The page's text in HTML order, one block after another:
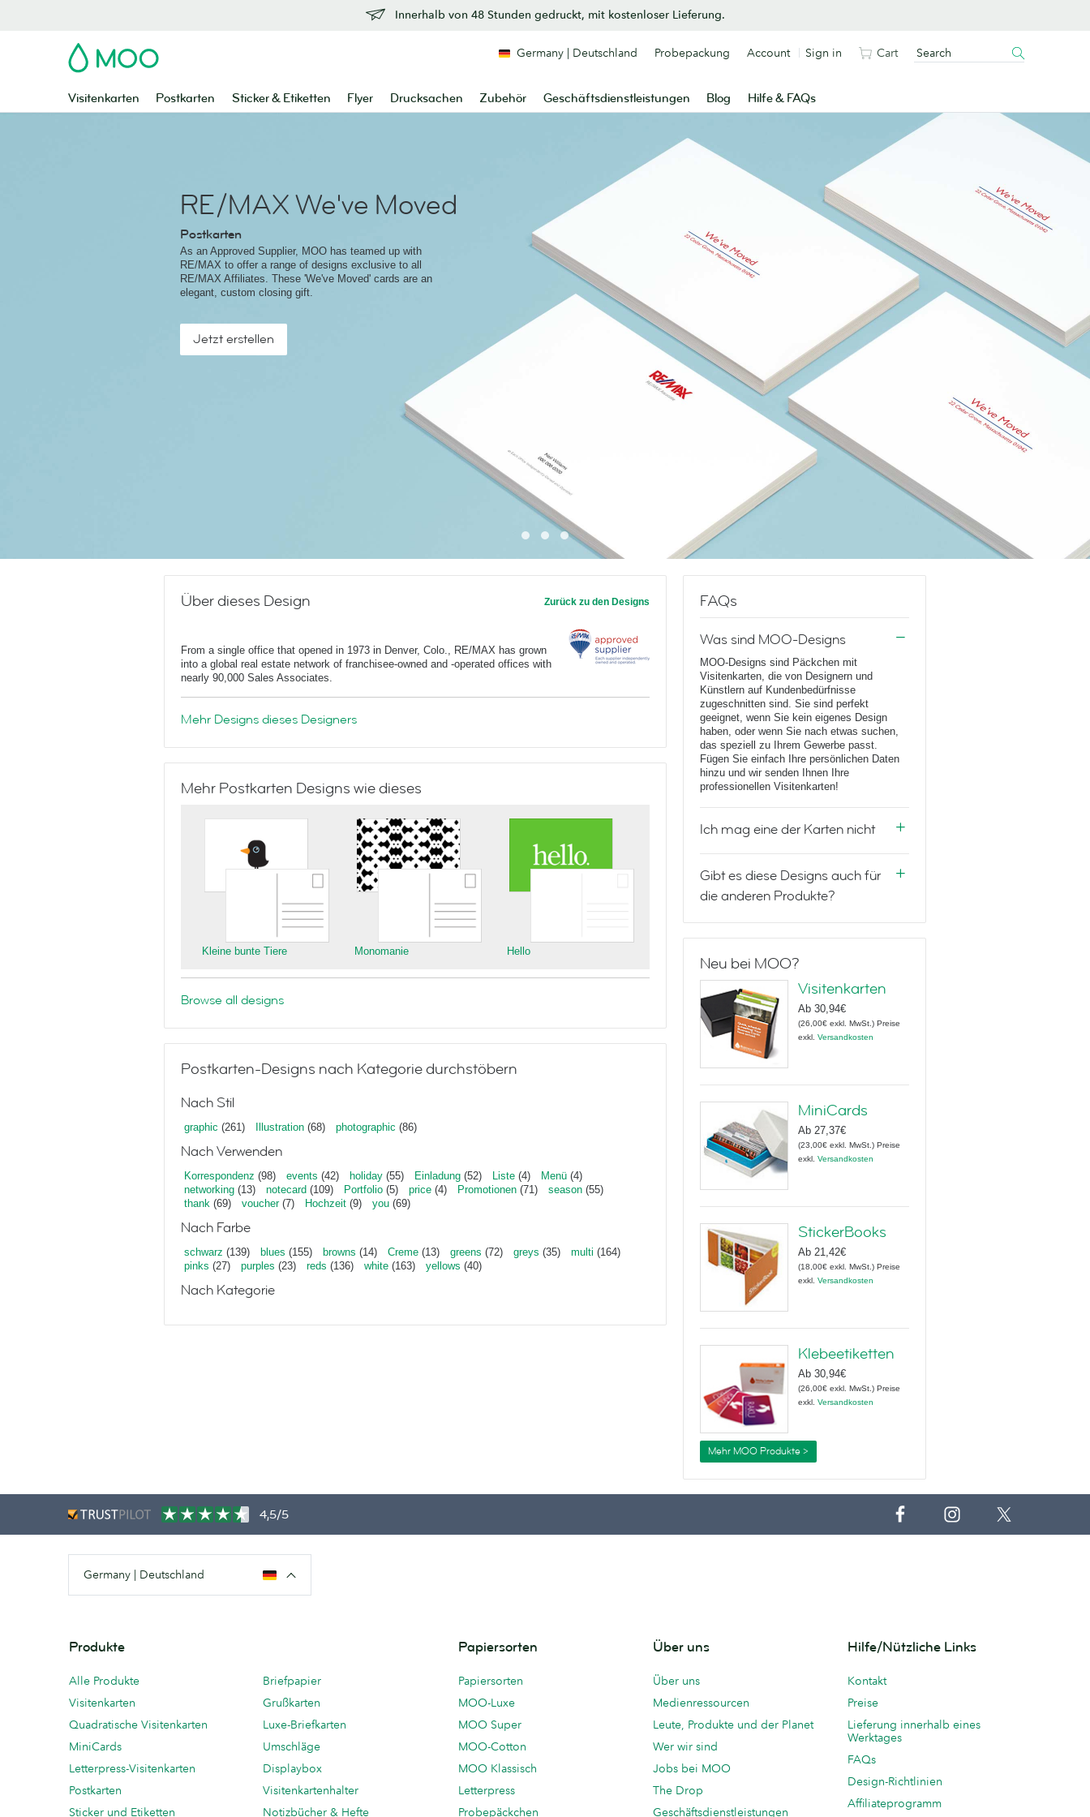
Innerhalb von 48 Stunden gedruckt, mit kostenloser Lieferung.
MOO
Visitenkarten Postkarten Sticker & Etiketten Flyer Drucksachen Zubehör Geschäftsdienstleistungen Blog Hilfe & FAQs
Germany | Deutschland Probepackung Account Sign in Cart
RE/MAX We've Moved
Postkarten
As an Approved Supplier, MOO has teamed up with
RE/MAX to offer a range of designs exclusive to all
RE/MAX Affiliates. These 'We've Moved' cards are an
elegant, custom closing gift.
Jetzt erstellen
Über dieses Design Zurück zu den Designs
From a single office that opened in 1973 in Denver, Colo., RE/MAX has grown
into a global real estate network of franchisee-owned and -operated offices with
nearly 90,000 Sales Associates.
Mehr Designs dieses Designers
Mehr Postkarten Designs wie dieses
Kleine bunte Tiere Monomanie Hello
Browse all designs
Postkarten-Designs nach Kategorie durchstöbern
Nach Stil
graphic (261) Illustration (68) photographic (86)
Nach Verwenden
Korrespondenz (98) events (42) holiday (55) Einladung (52) Liste (4) Menü (4)
networking (13) notecard (109) Portfolio (5) price (4) Promotionen (71) season (55)
thank (69) voucher(7) Hochzeit (9) you (69)
Nach Farbe
schwarz (139) blues (155) browns (14) Creme (13) greens (72) greys (35) multi (164)
pinks (27) purples (23) reds (136) white (163) yellows (40)
Nach Kategorie
FAQs
Was sind MOO-Designs
MOO-Designs sind Päckchen mit
Visitenkarten, die von Designern und
Künstlern auf Kundenbedürfnisse
zugeschnitten sind. Sie sind perfekt
geeignet, wenn Sie kein eigenes Design
haben, oder wenn Sie nach etwas suchen,
das speziell zu Ihrem Gewerbe passt.
Fügen Sie einfach Ihre persönlichen Daten
hinzu und wir senden Ihnen Ihre
professionellen Visitenkarten!
Ich mag eine der Karten nicht
Gibt es diese Designs auch für
die anderen Produkte?
Neu bei MOO?
Visitenkarten
Ab 30,94€
(26,00€ exkl. MwSt. ) Preise
exkl. Versandkosten
MiniCards
Ab 27,37€
(23,00€ exkl. MwSt. ) Preise
exkl. Versandkosten
StickerBooks
Ab 21,42€
(18,00€ exkl. MwSt. ) Preise
exkl. Versandkosten
Klebeetiketten
Ab 30,94€
(26,00€ exkl. MwSt. ) Preise
exkl. Versandkosten
Mehr MOO Produkte >
4,5/5
Germany | Deutschland
Produkte
Alle Produkte
Visitenkarten
Quadratische Visitenkarten
MiniCards
Letterpress-Visitenkarten
Postkarten
Sticker und Etiketten
Briefpapier
Grußkarten
Luxe-Briefkarten
Umschläge
Displaybox
Visitenkartenhalter
Notizbücher & Hefte
Papiersorten
Papiersorten
MOO-Luxe
MOO Super
MOO-Cotton
MOO Klassisch
Letterpress
Probepäckchen
Über uns
Über uns
Medienressourcen
Leute, Produkte und der Planet
Wer wir sind
Jobs bei MOO
The Drop
Geschäftsdienstleistungen
Hilfe/Nützliche Links
Kontakt
Preise
Lieferung innerhalb eines
Werktages
FAQs
Design-Richtlinien
Affiliateprogramm